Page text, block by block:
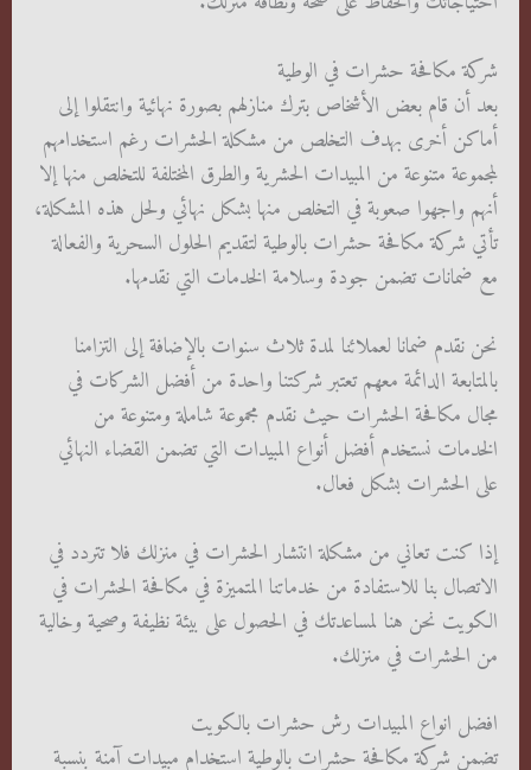
شركة مكافحة حشرات في الوطية
بعد أن قام بعض الأشخاص بترك منازلهم بصورة نهائية وانتقلوا إلى
أماكن أخرى بهدف التخلص من مشكلة الحشرات رغم استخدامهم
لمجموعة متنوعة من المبيدات الحشرية والطرق المختلفة للتخلص منها إلا
أنهم واجهوا صعوبة في التخلص منها بشكل نهائي ولحل هذه المشكلة،
تأتي شركة مكافحة حشرات بالوطية لتقديم الحلول السحرية والفعالة
مع ضمانات تضمن جودة وسلامة الخدمات التي نقدمها.
نحن نقدم ضمانا لعملائنا لمدة ثلاث سنوات بالإضافة إلى التزامنا
بالمتابعة الدائمة معهم تعتبر شركتنا واحدة من أفضل الشركات في
مجال مكافحة الحشرات حيث نقدم مجموعة شاملة ومتنوعة من
الخدمات نستخدم أفضل أنواع المبيدات التي تضمن القضاء النهائي
على الحشرات بشكل فعال.
إذا كنت تعاني من مشكلة انتشار الحشرات في منزلك فلا تتردد في
الاتصال بنا للاستفادة من خدماتنا المتميزة في مكافحة الحشرات في
الكويت نحن هنا لمساعدتك في الحصول على بيئة نظيفة وصحية وخالية
من الحشرات في منزلك.
افضل انواع المبيدات رش حشرات بالكويت
تضمن شركة مكافحة حشرات بالوطية استخدام مبيدات آمنة بنسبة